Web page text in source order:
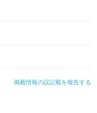
掲載情報の誤記載を報告する